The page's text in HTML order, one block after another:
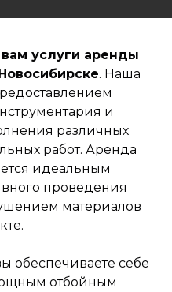
услуги аренды
. Наша
и
различных
работ. Аренда
идеальным
проведения
материалов
обеспечиваете себе
отбойным